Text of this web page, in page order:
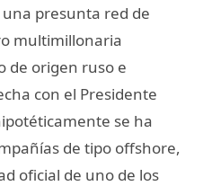
presunta red de
multimillonaria
de origen ruso e
con el Presidente
se ha
de tipo offshore,
oficial de uno de los